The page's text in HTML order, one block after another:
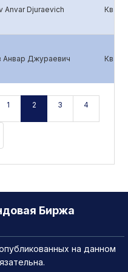
Anvar Djuraevich
Анвар Джураевич
1 2 3 4
Биржа
на данном